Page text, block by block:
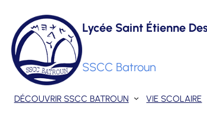
to
content
Lycée Saint Étienne
SSCC Batroun
DÉCOUVRIR SSCC BATROUN VIE SCOLAIRE